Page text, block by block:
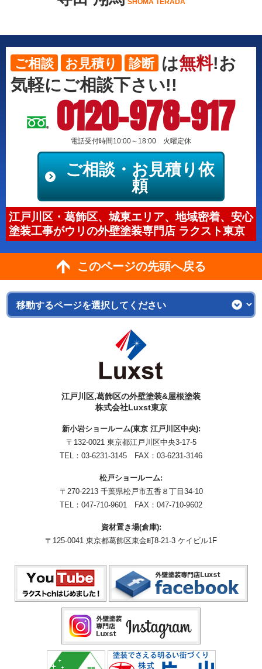
SHOMA TERADA
ご相談 お見積り 診断 は無料!お
気軽にご相談下さい!!
0120-978-917
電話受付時間10:00～18:00 火曜定休
ご相談・お見積り依
頼
江戸川区・葛飾区、城東エリア、地域密着、安心
塗装工事がウリの外壁塗装専門店 ラクスト東京
このページの先頭へ戻る
江戸川区,葛飾区の外壁塗装&屋根塗装
株式会社Luxst東京
新小岩ショールーム(東京 江戸川区中央):
〒132-0021 東京都江戸川区中央3-17-5
TEL： 03-6231-3145 FAX：03-6231-3146
松戸ショールーム:
〒270-2213 千葉県松戸市五香８丁目34-10
TEL： 047-710-9601 FAX：047-710-9602
資材置き場(倉庫):
〒125-0041 東京都葛飾区東金町8-21-3 ケイビル1F